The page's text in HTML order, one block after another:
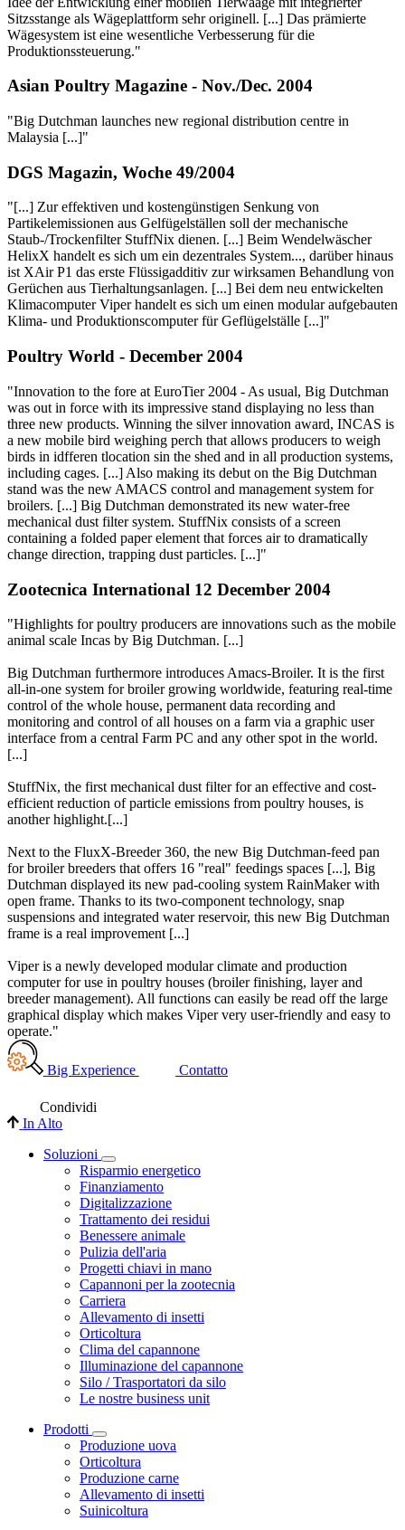
Sitzsstange als Wägeplattform sehr originell. [...] Das prämierte
Wägesystem ist eine wesentliche Verbesserung für die
Produktionssteuerung."
Asian Poultry Magazine - Nov./Dec. 2004
"Big Dutchman launches new regional distribution centre in
Malaysia [...]"
DGS Magazin, Woche 49/2004
"[...] Zur effektiven und kostengünstigen Senkung von
Partikelemissionen aus Gelfügelställen soll der mechanische
Staub-/Trockenfilter StuffNix dienen. [...] Beim Wendelwäscher
HelixX handelt es sich um ein dezentrales System..., darüber hinaus
ist XAir P1 das erste Flüssigadditiv zur wirksamen Behandlung von
Gerüchen aus Tierhaltungsanlagen. [...] Bei dem neu entwickelten
Klimacomputer Viper handelt es sich um einen modular aufgebauten
Klima- und Produktionscomputer für Geflügelställe [...]"
Poultry World - December 2004
"Innovation to the fore at EuroTier 2004 - As usual, Big Dutchman
was out in force with its impressive stand displaying no less than
three new products. Winning the silver innovation award, INCAS is
a new mobile bird weighing perch that allows producers to weigh
birds in idfferen tlocation sin the shed and in all production systems,
including cages. [...] Also making its debut on the Big Dutchman
stand was the new AMACS control and management system for
broilers. [...] Big Dutchman demonstrated its new water-free
mechanical dust filter system. StuffNix consists of a screen
containing a folded paper element that forces air to dramatically
change direction, trapping dust particles. [...]"
Zootecnica International 12 December 2004
"Highlights for poultry producers are innovations such as the mobile
animal scale Incas by Big Dutchman. [...]
Big Dutchman furthermore introduces Amacs-Broiler. It is the first
all-in-one system for broiler growing worldwide, featuring real-time
control of the whole house, permanent data recording and
monitoring and control of all houses on a farm via a graphic user
interface from a central Farm PC and any other spot in the world.
[...]
StuffNix, the first mechanical dust filter for an effective and cost-
efficient reduction of particle emissions from poultry houses, is
another highlight.[...]
Next to the FluxX-Breeder 360, the new Big Dutchman-feed pan
for broiler breeders that offers 16 "real" feedings spaces [...], Big
Dutchman displayed its new pad-cooling system RainMaker with
open frame. Thanks to its two-component technology, snap
suspensions and integrated water reservoir, this new Big Dutchman
frame is a real improvement [...]
Viper is a newly developed modular climate and production
computer for use in poultry houses (broiler finishing, layer and
breeder management). All functions can easily be read off the large
graphical display which makes Viper very user-friendly and easy to
operate."
Big Experience Contatto
Condividi
In Alto
Soluzioni
Risparmio energetico
Finanziamento
Digitalizzazione
Trattamento dei residui
Benessere animale
Pulizia dell'aria
Progetti chiavi in mano
Capannoni per la zootecnia
Carriera
Allevamento di insetti
Orticoltura
Clima del capannone
Illuminazione del capannone
Silo / Trasportatori da silo
Le nostre business unit
Prodotti
Produzione uova
Orticoltura
Produzione carne
Allevamento di insetti
Suinicoltura